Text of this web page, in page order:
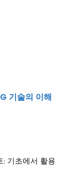
기술의 이해
: 기초에서 활용